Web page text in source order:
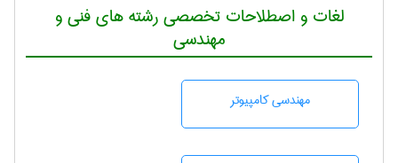
لغات و اصطلاحات تخصصی رشته های فنی و
مهندسی
مهندسی كامپيوتر